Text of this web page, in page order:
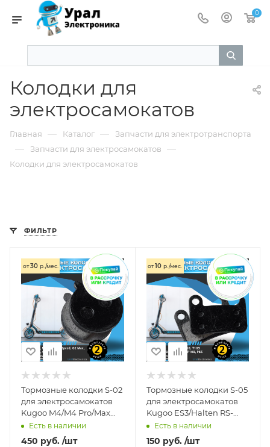
0
Колодки для
электросамокатов
Главная — Каталог — Запчасти для электротранспорта
— Запчасти для электросамокатов —
Колодки для электросамокатов
ФИЛЬТР
от30 р./мес.
Тормозные колодки S-02
для электросамокатов
Kugoo M4/M4 Pro/Max
Speed
Есть в наличии
450 руб. /шт
от10 р./мес.
Тормозные колодки S-05
для электросамокатов
Kugoo ES3/Halten RS-
02/Ultron T10/TEVERUN
FIGHTER, MINI
Есть в наличии
150 руб. /шт